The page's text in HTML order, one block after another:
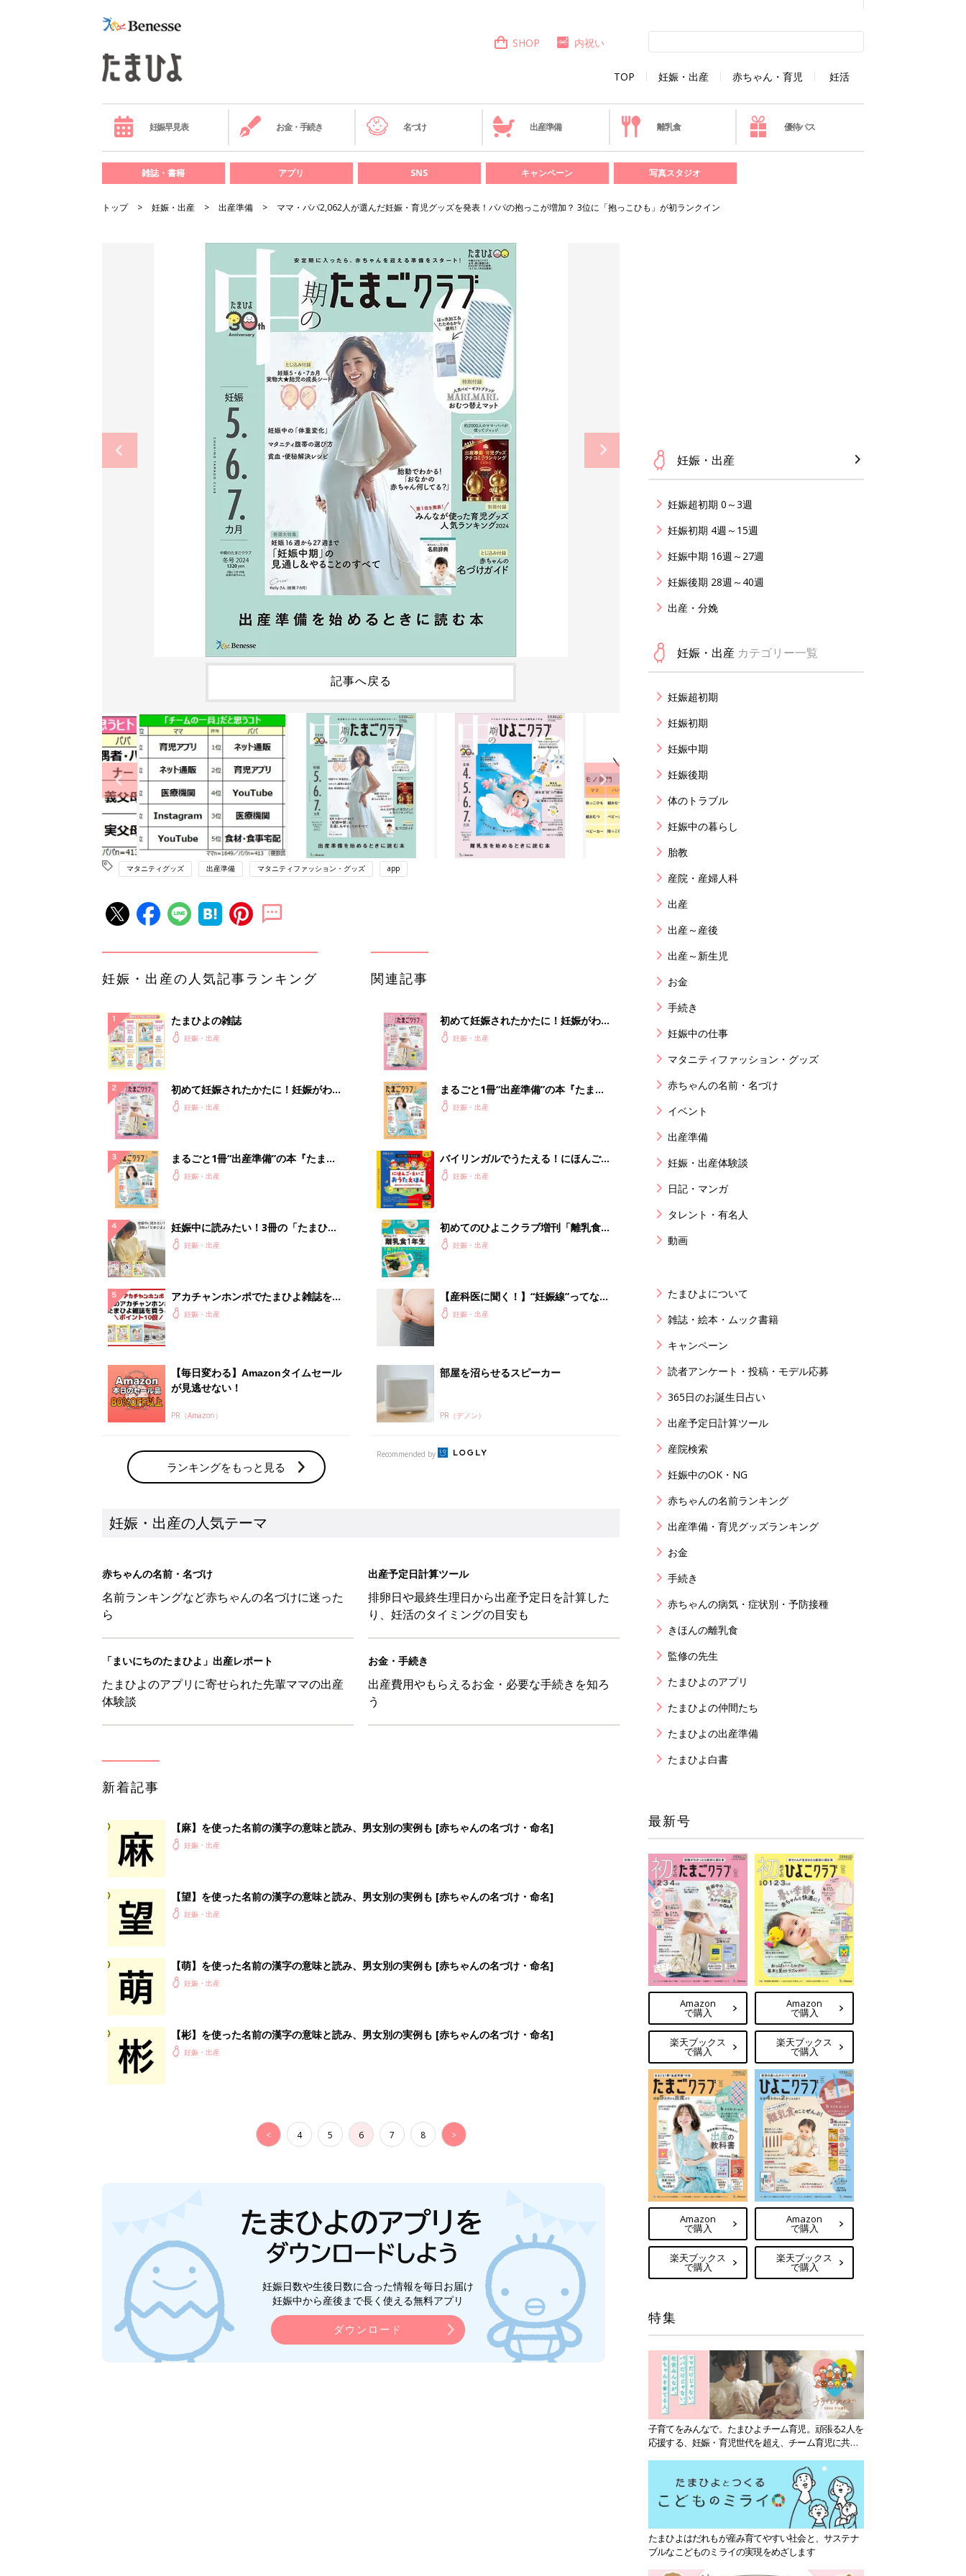
TOP 妊娠・出産 赤ちゃん・育児 妊活
SHOP 内祝い
妊娠早見表 お金・手続き 名づけ 出産準備 離乳食 優待パス
雑誌・書籍 アプリ SNS キャンペーン 写真スタジオ
トップ 妊娠・出産 出産準備 ママ・パパ2,062人が選んだ妊娠・育児グッズを発表！パパの抱っこが増加？ 3位に「抱っこひも」が初ランクイン
記事へ戻る
マタニティグッズ 出産準備 マタニティファッション・グッズ app
妊娠・出産の人気記事ランキング
たまひよの雑誌
妊娠・出産
初めて妊娠されたかたに！妊娠がわか
ったら最初に読む本『初めてのたまご
妊娠・出産
まるごと1冊“出産準備”の本『たまご
クラブ 夏号』〈スペシャル大特集〉
妊娠・出産
妊娠中に読みたい！3冊の「たまひ
よ」妊娠・出産
アカチャンホンポでたまひよ雑誌を買
うとポイント10倍【期間限定】
妊娠・出産
【毎日変わる】Amazonタイムセール
が見逃せない！
PR（Amazon）
ランキングをもっと見る
関連記事
初めて妊娠されたかたに！妊娠がわか
ったら最初に読む本『初めてのたまご
妊娠・出産
まるごと1冊“出産準備”の本『たまご
クラブ 夏号』〈スペシャル大特集〉
妊娠・出産
バイリンガルでうたえる！にほんご
えいご おうたえほん（たまひよ おう
妊娠・出産
初めてのひよこクラブ増刊「離乳食1
年生 1皿作るだけ！オールインワン​レ
妊娠・出産
【産科医に聞く！】“妊娠線”ってなぜ
できるの？ できたらどうなる？
妊娠・出産
部屋を沼らせるスピーカー
PR（デノン）
Recommended by
妊娠・出産の人気テーマ
赤ちゃんの名前・名づけ
名前ランキングなど赤ちゃんの名づけに迷った
ら
出産予定日計算ツール
排卵日や最終生理日から出産予定日を計算した
り、妊活のタイミングの目安も
「まいにちのたまひよ」出産レポート
たまひよのアプリに寄せられた先輩ママの出産
体験談
お金・手続き
出産費用やもらえるお金・必要な手続きを知ろ
う
新着記事
【麻】を使った名前の漢字の意味と読み、男女別の実例も [赤ちゃんの名づけ・命名]
妊娠・出産
【望】を使った名前の漢字の意味と読み、男女別の実例も [赤ちゃんの名づけ・命名]
妊娠・出産
【萌】を使った名前の漢字の意味と読み、男女別の実例も [赤ちゃんの名づけ・命名]
妊娠・出産
【彬】を使った名前の漢字の意味と読み、男女別の実例も [赤ちゃんの名づけ・命名]
妊娠・出産
< 4 5 6 7 8 >
妊娠日数や生後日数に合った情報を毎日お届け
妊娠中から産後まで長く使える無料アプリ
ダウンロード
妊娠・出産
妊娠超初期 0～3週
妊娠初期 4週～15週
妊娠中期 16週～27週
妊娠後期 28週～40週
出産・分娩
妊娠・出産 カテゴリー一覧
妊娠超初期
妊娠初期
妊娠中期
妊娠後期
体のトラブル
妊娠中の暮らし
胎教
産院・産婦人科
出産
出産～産後
出産～新生児
お金
手続き
妊娠中の仕事
マタニティファッション・グッズ
赤ちゃんの名前・名づけ
イベント
出産準備
妊娠・出産体験談
日記・マンガ
タレント・有名人
動画
たまひよについて
雑誌・絵本・ムック書籍
キャンペーン
読者アンケート・投稿・モデル応募
365日のお誕生日占い
出産予定日計算ツール
産院検索
妊娠中のOK・NG
赤ちゃんの名前ランキング
出産準備・育児グッズランキング
お金
手続き
赤ちゃんの病気・症状別・予防接種
きほんの離乳食
監修の先生
たまひよのアプリ
たまひよの仲間たち
たまひよの出産準備
たまひよ白書
最新号
Amazon
で購入
楽天ブックス
で購入
Amazon
で購入
楽天ブックス
で購入
Amazon
で購入
楽天ブックス
で購入
Amazon
で購入
楽天ブックス
で購入
特集
子育てをみんなで。たまひよチーム育児。頑張る2人を
応援する、妊娠・育児世代を超え、チーム育児に共感
たまひよはだれもが産み育てやすい社会と、サステナ
ブルなこどものミライの実現をめざします